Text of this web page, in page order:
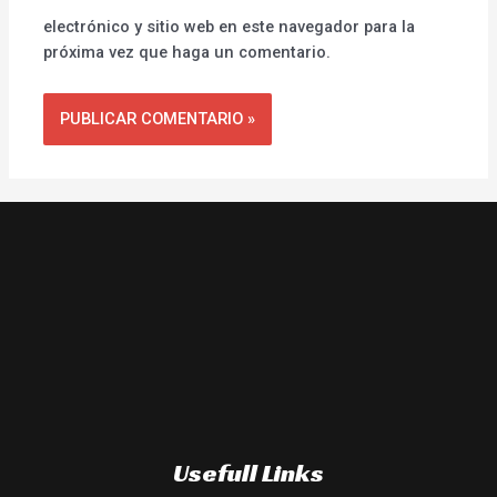
electrónico y sitio web en este navegador para la
próxima vez que haga un comentario.
Usefull Links